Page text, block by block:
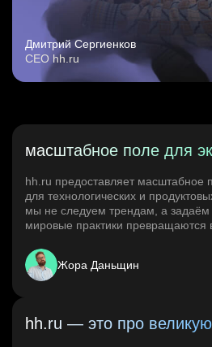
Дмитрий Сергиенков
CEO hh.ru
масштабное поле для
hh.ru предоставляет масштабное
для технологических и
мы не следуем трендам, а задаём
мировые практики превращаются
Жора Даньщин
hh.ru — это про